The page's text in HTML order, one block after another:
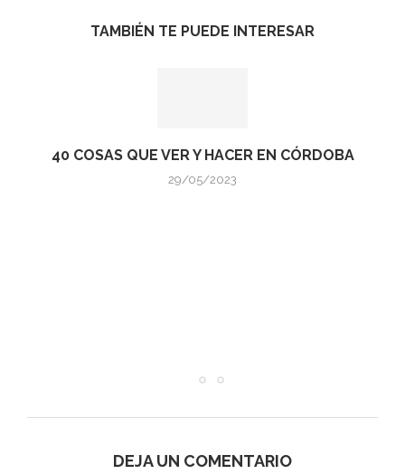
TAMBIÉN TE PUEDE INTERESAR
DEJA UN COMENTARIO